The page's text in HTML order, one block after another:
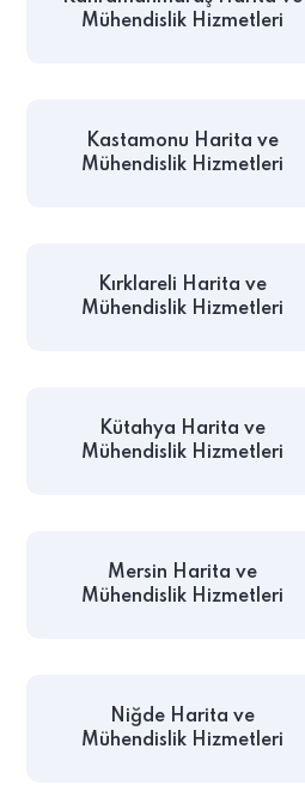
Mühendislik Hizmetleri
Kastamonu Harita ve
Mühendislik Hizmetleri
Kırklareli Harita ve
Mühendislik Hizmetleri
Kütahya Harita ve
Mühendislik Hizmetleri
Mersin Harita ve
Mühendislik Hizmetleri
Niğde Harita ve
Mühendislik Hizmetleri